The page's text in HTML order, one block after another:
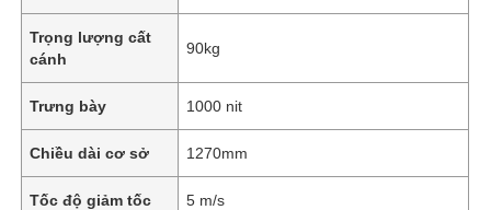
Trọng lượng cất
cánh
90kg
Trưng bày 1000 nit
Chiều dài cơ sở 1270mm
Tốc độ giảm tốc 5 m/s